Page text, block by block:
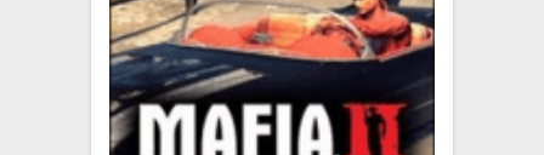
DOPRAVA
XZONE KLUB
TCG & BOARDGAME HUB